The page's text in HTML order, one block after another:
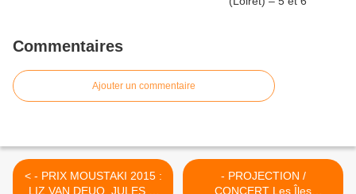
Commentaires
Ajouter un commentaire
< - PRIX MOUSTAKI 2015 :
LIZ VAN DEUQ, JULES et
- PROJECTION /
CONCERT Les Îles